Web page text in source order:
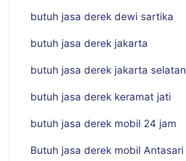
butuh jasa derek dewi sartika
butuh jasa derek jakarta
butuh jasa derek jakarta selatan
butuh jasa derek keramat jati
butuh jasa derek mobil 24 jam
Butuh jasa derek mobil Antasari